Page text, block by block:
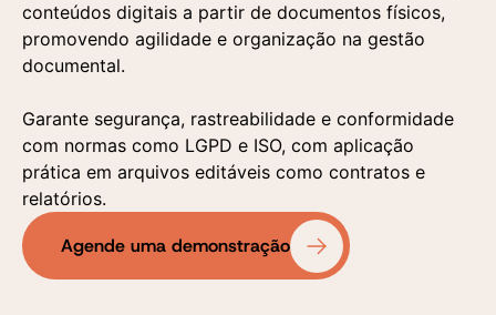
conteúdos digitais a partir de documentos físicos,
promovendo agilidade e organização na gestão
documental.
Garante segurança, rastreabilidade e conformidade
com normas como LGPD e ISO, com aplicação
prática em arquivos editáveis como contratos e
relatórios.
Agende uma demonstração